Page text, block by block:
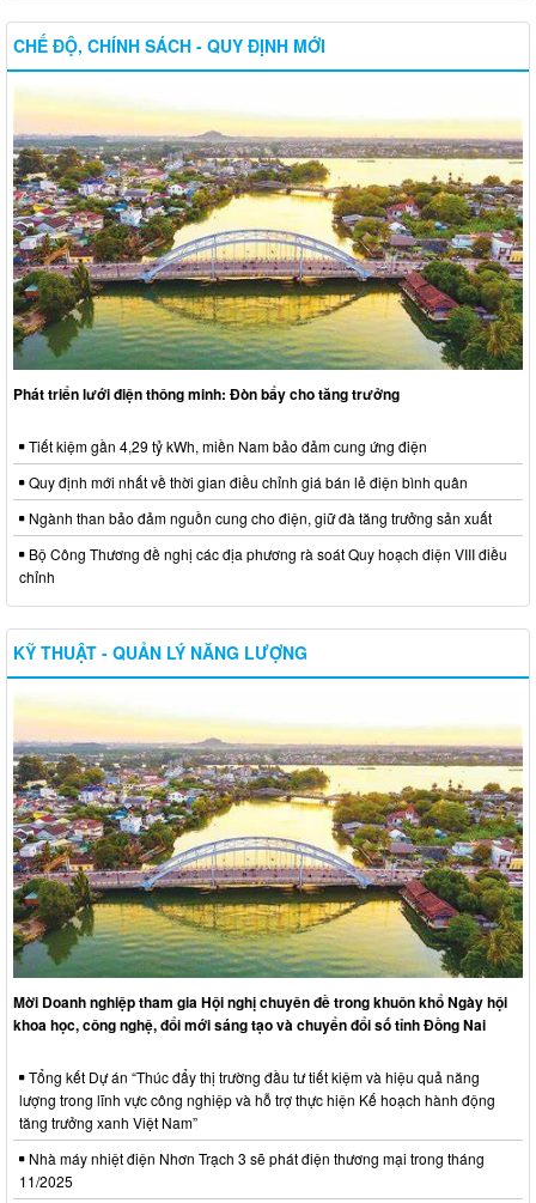
CHẾ ĐỘ, CHÍNH SÁCH - QUY ĐỊNH MỚI
Phát triển lưới điện thông minh: Đòn bẩy cho tăng trưởng
Tiết kiệm gần 4,29 tỷ kWh, miền Nam bảo đảm cung ứng điện
Quy định mới nhất về thời gian điều chỉnh giá bán lẻ điện bình quân
Ngành than bảo đảm nguồn cung cho điện, giữ đà tăng trưởng sản xuất
Bộ Công Thương đề nghị các địa phương rà soát Quy hoạch điện VIII điều
chỉnh
KỸ THUẬT - QUẢN LÝ NĂNG LƯỢNG
Mời Doanh nghiệp tham gia Hội nghị chuyên đề trong khuôn khổ Ngày hội
khoa học, công nghệ, đổi mới sáng tạo và chuyển đổi số tỉnh Đồng Nai
Tổng kết Dự án “Thúc đẩy thị trường đầu tư tiết kiệm và hiệu quả năng
lượng trong lĩnh vực công nghiệp và hỗ trợ thực hiện Kế hoạch hành động
tăng trưởng xanh Việt Nam”
Nhà máy nhiệt điện Nhơn Trạch 3 sẽ phát điện thương mại trong tháng
11/2025